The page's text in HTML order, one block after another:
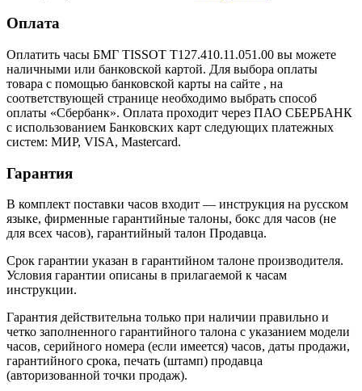
Оплата
Оплатить часы БМГ TISSOT T127.410.11.051.00 вы можете
наличными или банковской картой. Для выбора оплаты
товара с помощью банковской карты на сайте , на
соответствующей странице необходимо выбрать способ
оплаты «Сбербанк». Оплата проходит через ПАО СБЕРБАНК
с использованием Банковских карт следующих платежных
систем: МИР, VISA, Mastercard.
Гарантия
В комплект поставки часов входит — инструкция на русском
языке, фирменные гарантийные талоны, бокс для часов (не
для всех часов), гарантийный талон Продавца.
Срок гарантии указан в гарантийном талоне производителя.
Условия гарантии описаны в прилагаемой к часам
инструкции.
Гарантия действительна только при наличии правильно и
четко заполненного гарантийного талона с указанием модели
часов, серийного номера (если имеется) часов, даты продажи,
гарантийного срока, печать (штамп) продавца
(авторизованной точки продаж).